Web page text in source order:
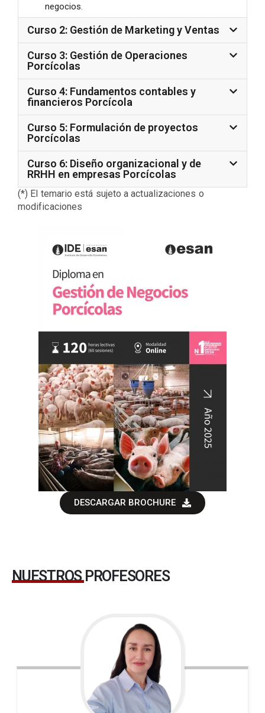
negocios.
Curso 2: Gestión de Marketing y Ventas
Curso 3: Gestión de Operaciones
Porcícolas
Curso 4: Fundamentos contables y
financieros Porcícola
Curso 5: Formulación de proyectos
Porcícolas
Curso 6: Diseño organizacional y de
RRHH en empresas Porcícolas
(*) El temario está sujeto a actualizaciones o
modificaciones
DESCARGAR BROCHURE
NUESTROS PROFESORES